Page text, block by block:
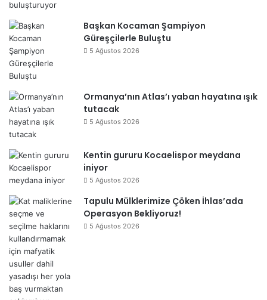
Başkan Kocaman Şampiyon
Güreşçilerle Buluştu
5 Ağustos 2026
Ormanya’nın Atlas’ı yaban hayatına ışık
tutacak
5 Ağustos 2026
Kentin gururu Kocaelispor meydana
iniyor
5 Ağustos 2026
Tapulu Mülklerimize Çöken İhlas’ada
Operasyon Bekliyoruz!
5 Ağustos 2026